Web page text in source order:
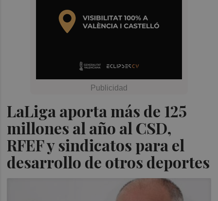
LaLiga aporta más de 125
millones al año al CSD,
RFEF y sindicatos para el
desarrollo de otros deportes